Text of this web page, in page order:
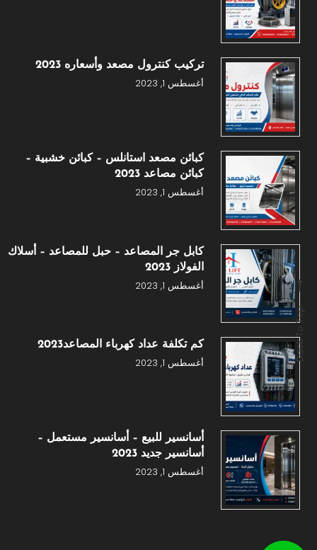
تركيب كنترول مصعد وأسعاره 2023
أغسطس 1, 2023
كبائن مصعد استانلس – كبائن خشبية –
كبائن مصاعد 2023
أغسطس 1, 2023
كابل جر المصاعد – حبل للمصاعد – أسلاك
الفولاز 2023
أغسطس 1, 2023
كم تكلفة عداد كهرباء المصاعد2023
أغسطس 1, 2023
أسانسير للبيع – أسانسير مستعمل –
أسانسير جديد 2023
أغسطس 1, 2023
Back To Top